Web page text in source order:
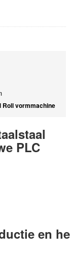
Roll vormmachine
PLC
en